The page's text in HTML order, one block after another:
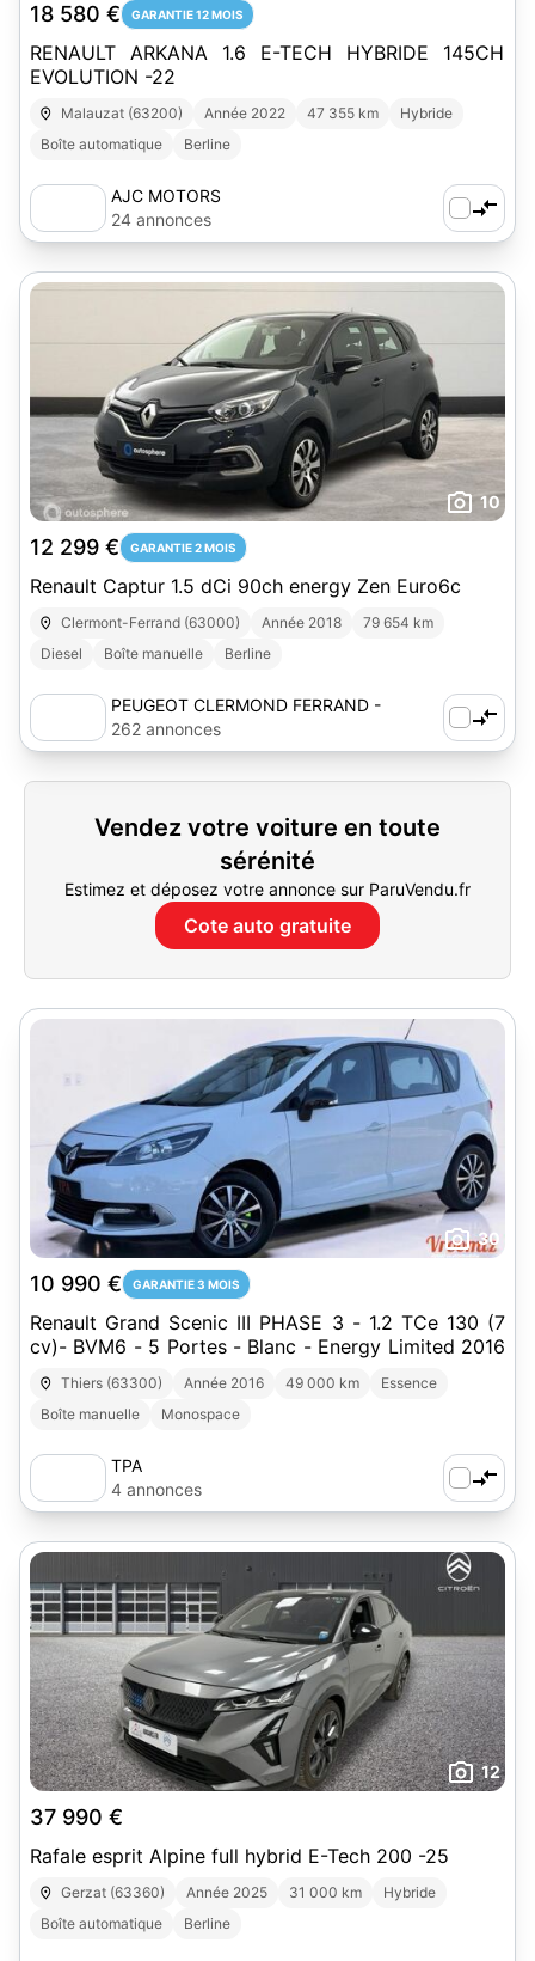
18 580 € GARANTIE 12 MOIS
RENAULT ARKANA 1.6 E-TECH HYBRIDE 145CH
EVOLUTION -22
Malauzat (63200) Année 2022 47 355 km
Hybride
Boîte automatique
Berline
AJC MOTORS
24 annonces
10
12 299 € GARANTIE 2 MOIS
Renault Captur 1.5 dCi 90ch energy Zen Euro6c
Clermont-Ferrand (63000) Année 2018
79 654 km
Diesel
Boîte manuelle Berline
PEUGEOT CLERMOND FERRAND -
AUTOSPHERE
262 annonces
Vendez votre voiture en toute
sérénité
Estimez et déposez votre annonce sur ParuVendu.fr
Cote auto gratuite
30
10 990 € GARANTIE 3 MOIS
Renault Grand Scenic III PHASE 3 - 1.2 TCe 130 (7
cv)- BVM6 - 5 Portes - Blanc - Energy Limited 2016
Thiers (63300) Année 2016 49 000 km
Essence
Boîte manuelle
Monospace
TPA
4 annonces
12
37 990 €
Rafale esprit Alpine full hybrid E-Tech 200 -25
Gerzat (63360) Année 2025 31 000 km
Hybride
Boîte automatique
Berline